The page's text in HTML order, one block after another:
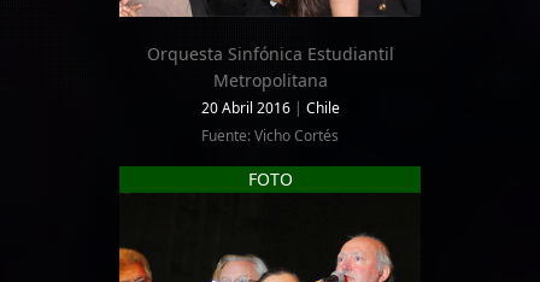
Orquesta Sinfónica Estudiantil
Metropolitana
20 Abril 2016 | Chile
Fuente: Vicho Cortés
FOTO